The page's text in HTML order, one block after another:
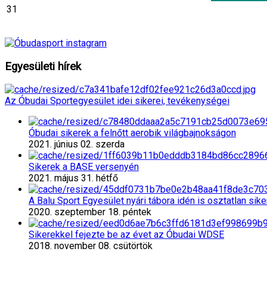
31
Egyesületi hírek
Az Óbudai Sportegyesület idei sikerei, tevékenységei
Óbudai sikerek a felnőtt aerobik világbajnokságon
2021. június 02. szerda
Sikerek a BASE versenyén
2021. május 31. hétfő
A Balu Sport Egyesület nyári tábora idén is osztatlan
2020. szeptember 18. péntek
Sikerekkel fejezte be az évet az Óbudai WDSE
2018. november 08. csütörtök